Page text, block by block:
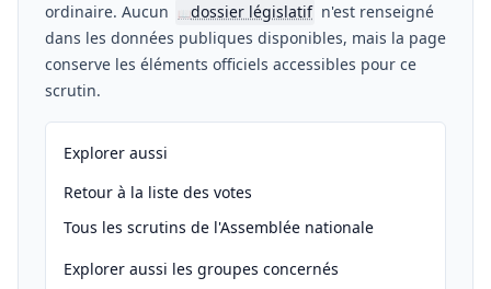
ordinaire. Aucun
📖dossier législatif n'est renseigné
dans les données publiques disponibles, mais la page
conserve les éléments officiels accessibles pour ce
scrutin.
Explorer aussi
Retour à la liste des votes
Tous les scrutins de l'Assemblée nationale
Explorer aussi les groupes concernés